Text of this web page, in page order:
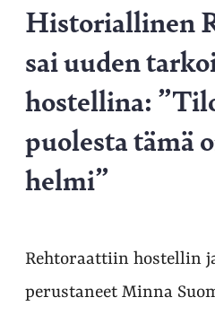
Historiallinen
sai uuden
hostellina:
puolesta tämä
helmi”
Rehtoraattiin hostellin
perustaneet Minna